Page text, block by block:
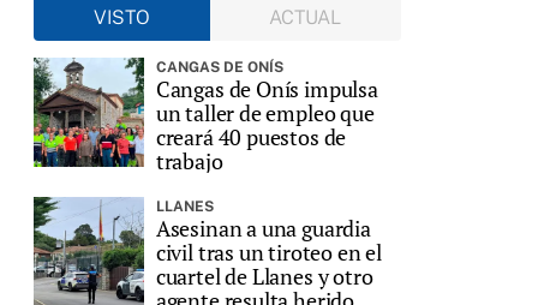
VISTO
ACTUAL
CANGAS DE ONÍS
Cangas de Onís impulsa
un taller de empleo que
creará 40 puestos de
trabajo
LLANES
Asesinan a una guardia
civil tras un tiroteo en el
cuartel de Llanes y otro